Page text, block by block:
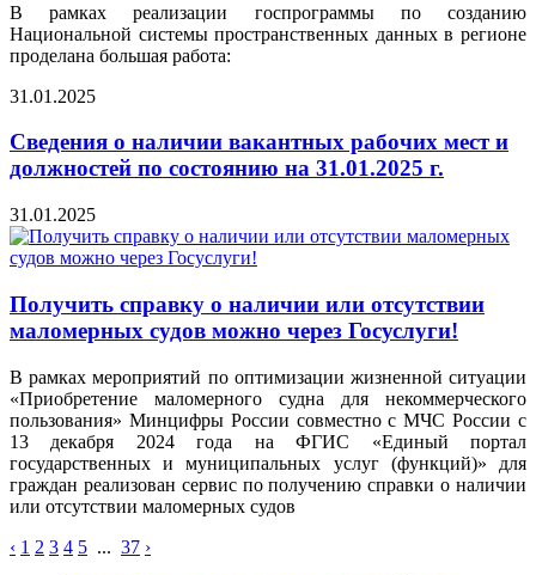
В рамках реализации госпрограммы по созданию
Национальной системы пространственных данных в регионе
проделана большая работа:
31.01.2025
Сведения о наличии вакантных рабочих мест и
должностей по состоянию на 31.01.2025 г.
31.01.2025
Получить справку о наличии или отсутствии
маломерных судов можно через Госуслуги!
В рамках мероприятий по оптимизации жизненной ситуации
«Приобретение маломерного судна для некоммерческого
пользования» Минцифры России совместно с МЧС России с
13 декабря 2024 года на ФГИС «Единый портал
государственных и муниципальных услуг (функций)» для
граждан реализован сервис по получению справки о наличии
или отсутствии маломерных судов
‹ 1 2 3 4 5 ... 37 ›